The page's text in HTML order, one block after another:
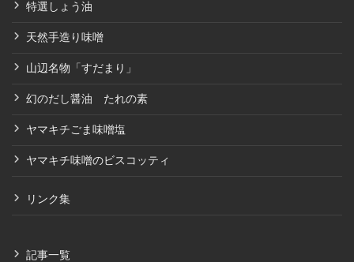
特選しょう油
天然手造り味噌
山辺名物「すだまり」
幻のだし醤油 たれの素
ヤマキチごま味噌塩
ヤマキチ味噌のビスコッティ
リンク集
記事一覧